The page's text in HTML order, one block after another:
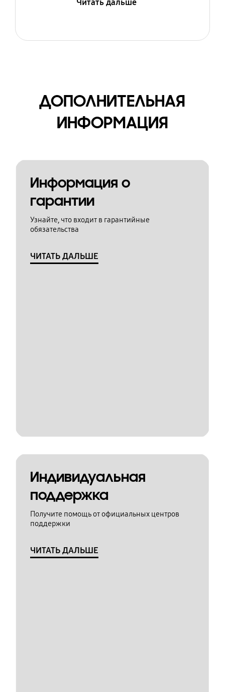
Читать дальше
ДОПОЛНИТЕЛЬНАЯ
ИНФОРМАЦИЯ
Информация о
гарантии
Узнайте, что входит в гарантийные
обязательства
ЧИТАТЬ ДАЛЬШЕ
Индивидуальная
поддержка
Получите помощь от официальных центров
поддержки
ЧИТАТЬ ДАЛЬШЕ